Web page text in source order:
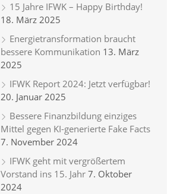
15 Jahre IFWK – Happy Birthday!
18. März 2025
Energietransformation braucht
bessere Kommunikation 13. März
2025
IFWK Report 2024: Jetzt verfügbar!
20. Januar 2025
Bessere Finanzbildung einziges
Mittel gegen KI-generierte Fake Facts
7. November 2024
IFWK geht mit vergrößertem
Vorstand ins 15. Jahr 7. Oktober
2024